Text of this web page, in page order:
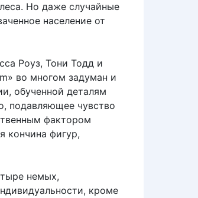
Но даже случайные
население от
Роуз, Тони Тодд и
во многом задуман и
обученной деталям
подавляющее чувство
фактором
кончина фигур,
немых,
кроме